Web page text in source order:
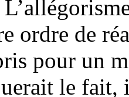
ordre de
pour un
le fait,